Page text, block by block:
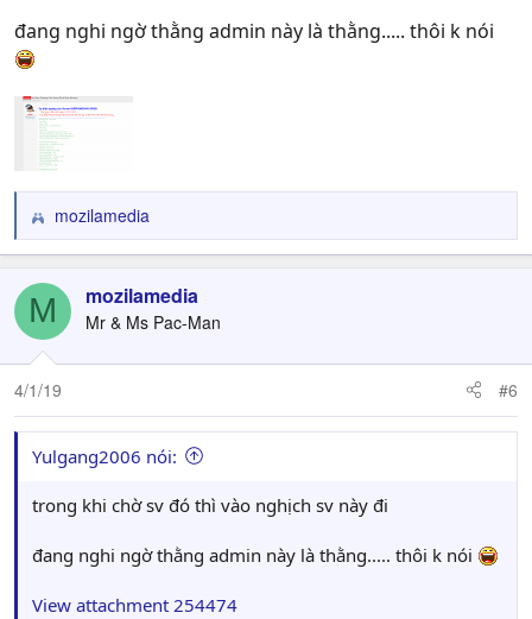
đang nghi ngờ thằng admin này là thằng..... thôi k nói
R
e
c
i
o
n
s
:
mozilamedia
M mozilamedia
Mr & Ms Pac-Man
4/1/19 #6
Yulgang2006 nói:
trong khi chờ sv đó thì vào nghịch sv này đi
đang nghi ngờ thằng admin này là thằng..... thôi k nói
View attachment 254474